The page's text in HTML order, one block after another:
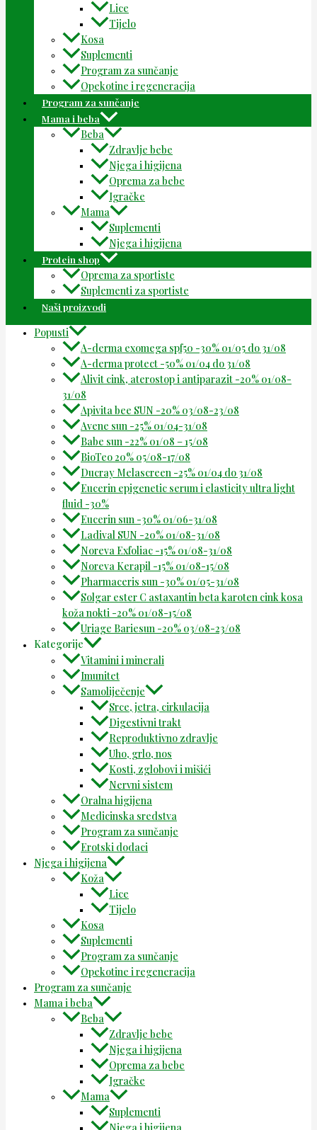
Lice
Tijelo
Kosa
Suplementi
Program za sunčanje
Opekotine i regeneracija
Program za sunčanje
Mama i beba
Beba
Zdravlje bebe
Njega i higijena
Oprema za bebe
Igračke
Mama
Suplementi
Njega i higijena
Protein shop
Oprema za sportiste
Suplementi za sportiste
Naši proizvodi
Popusti
A-derma exomega spf50 -30% 01/05 do 31/08
A-derma protect -50% 01/04 do 31/08
Alivit cink, aterostop i antiparazit -20% 01/08-
31/08
Apivita bee SUN -20% 03/08-23/08
Avene sun -25% 01/04-31/08
Babe sun -22% 01/08 – 15/08
BioTeo 20% 05/08-17/08
Ducray Melascreen -25% 01/04 do 31/08
Eucerin epigenetic serum i elasticity ultra light
fluid -30%
Eucerin sun -30% 01/06-31/08
Ladival SUN -20% 01/08-31/08
Noreva Exfoliac -15% 01/08-31/08
Noreva Kerapil -15% 01/08-15/08
Pharmaceris sun -30% 01/05-31/08
Solgar ester C astaxantin beta karoten cink kosa
koža nokti -20% 01/08-15/08
Uriage Bariesun -20% 03/08-23/08
Kategorije
Vitamini i minerali
Imunitet
Samoliječenje
Srce, jetra, cirkulacija
Digestivni trakt
Reproduktivno zdravlje
Uho, grlo, nos
Kosti, zglobovi i mišići
Nervni sistem
Oralna higijena
Medicinska sredstva
Program za sunčanje
Erotski dodaci
Njega i higijena
Koža
Lice
Tijelo
Kosa
Suplementi
Program za sunčanje
Opekotine i regeneracija
Program za sunčanje
Mama i beba
Beba
Zdravlje bebe
Njega i higijena
Oprema za bebe
Igračke
Mama
Suplementi